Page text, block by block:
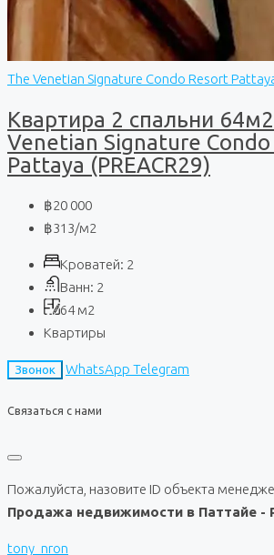
The Venetian Signature Condo Resort
Квартира 2 спальни
Venetian Signature
Pattaya (PREACR29)
฿20 000
฿313/м2
Кроватей: 2
Ванн: 2
64 м2
Квартиры
Звонок WhatsApp Telegram
Связаться с нами
Пожалуйста, назовите ID объекта
Продажа недвижимости в Паттайе -
tony_nron